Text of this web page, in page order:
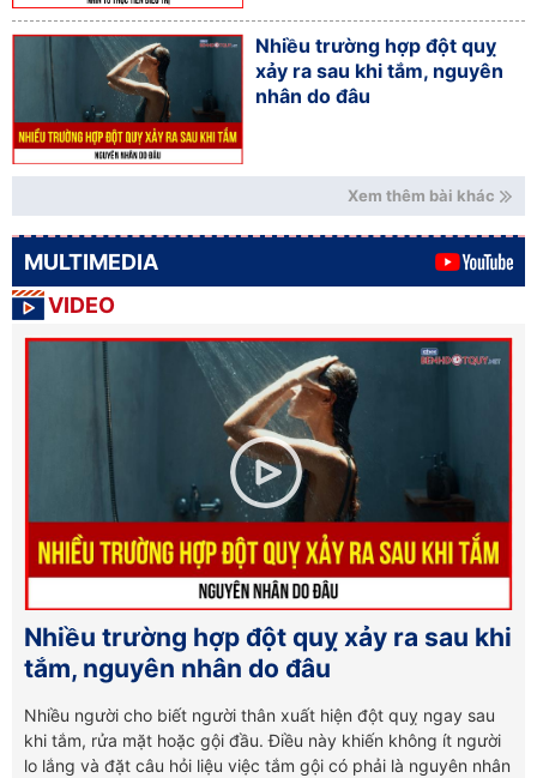
Nhiều trường hợp đột quỵ
xảy ra sau khi tắm, nguyên
nhân do đâu
Xem thêm bài khác
MULTIMEDIA
VIDEO
Nhiều trường hợp đột quỵ xảy ra sau khi
tắm, nguyên nhân do đâu
Nhiều người cho biết người thân xuất hiện đột quỵ ngay sau
khi tắm, rửa mặt hoặc gội đầu. Điều này khiến không ít người
lo lắng và đặt câu hỏi liệu việc tắm gội có phải là nguyên nhân